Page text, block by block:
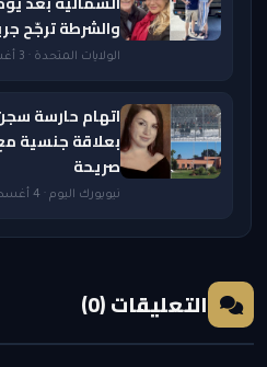
والشرطة ترجّح
الولايات المتحدة · 3 أغسطس 2026 — 3:50 PM
اتهام حارسة
بعلاقة جنسية
صريحة
نيويورك اليوم · 4 أغسطس 2026 — 8:20 AM
التعليقات (0)